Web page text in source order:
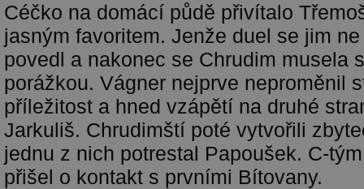
Céčko na domácí půdě přivítalo
jasným favoritem. Jenže duel se jim
povedl a nakonec se Chrudim musela
porážkou. Vágner nejprve neproměnil
příležitost a hned vzápětí na druhé
Jarkuliš. Chrudimští poté vytvořili
jednu z nich potrestal Papoušek. C-
přišel o kontakt s prvními Bítovany.